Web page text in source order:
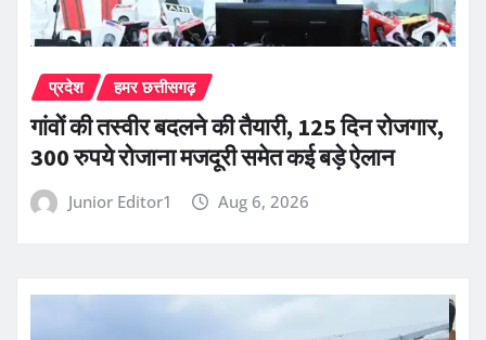
प्रदेश हमर छत्तीसगढ़
गांवों की तस्वीर बदलने की तैयारी, 125 दिन रोजगार,
300 रुपये रोजाना मजदूरी समेत कई बड़े ऐलान
Junior Editor1 Aug 6, 2026